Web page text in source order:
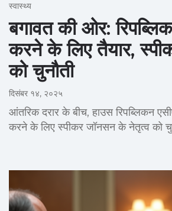
स्वास्थ्य
बगावत की ओर:
करने के लिए तैयार,
को चुनौती
दिसंबर १४, २०२५
आंतरिक दरार के बीच, हाउस रिपब्लिकन
करने के लिए स्पीकर जॉनसन के नेतृत्व को